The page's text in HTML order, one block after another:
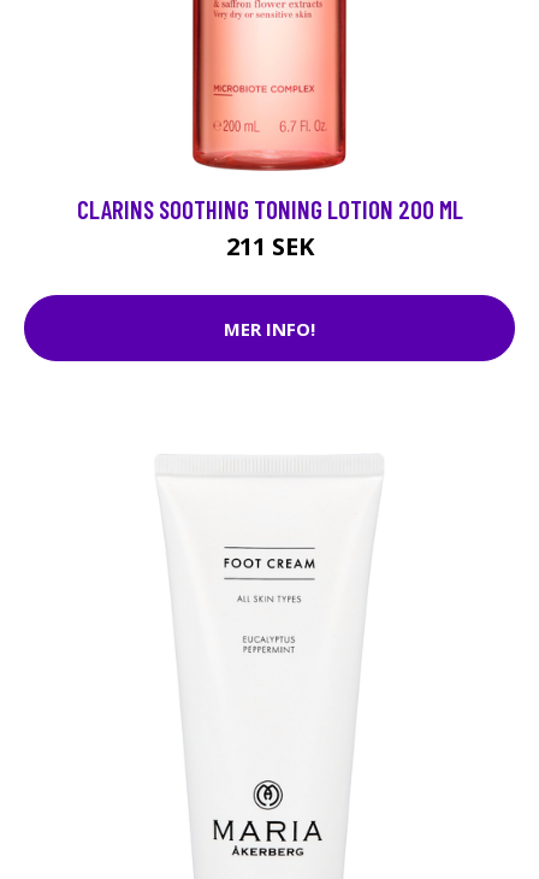
CLARINS SOOTHING TONING LOTION 200 ML
211 SEK
MER INFO!